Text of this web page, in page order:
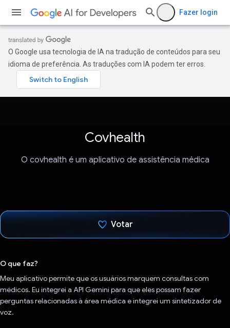
Fazer login
O Google usa tecnologia de IA na tradução de conteúdos para seu
idioma de preferência. As traduções com IA podem ter erros.
Covhealth
O covhealth é um aplicativo de assistência médica
Votar
O que faz?
Meu aplicativo permite que os usuários marquem consultas com
médicos. Eu integrei a API Gemini para que eles possam fazer
perguntas relacionadas à área médica e integrei um sintetizador de
voz.